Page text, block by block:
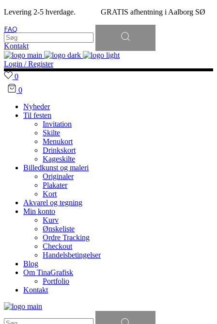
Levering 2-5 hverdage. GRATIS afhentning i Aalborg SØ
FAQ
Kontakt
Søg
efter:
Login / Register
0
0
Nyheder
Til festen
Invitation
Skilte
Menukort
Drinkskort
Kageskilte
Billedkunst og maleri
Originaler
Plakater
Kort
Akvarel og tegning
Min konto
Kurv
Ønskeliste
Ordre Tracking
Checkout
Handelsbetingelser
Blog
Om TinaGrafisk
Portfolio
Kontakt